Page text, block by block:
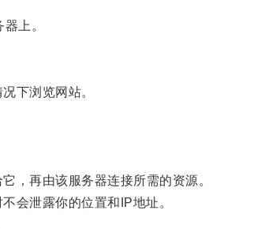
上。
下浏览网站。
再由该服务器连接所需的资源。
会泄露你的位置和IP地址。